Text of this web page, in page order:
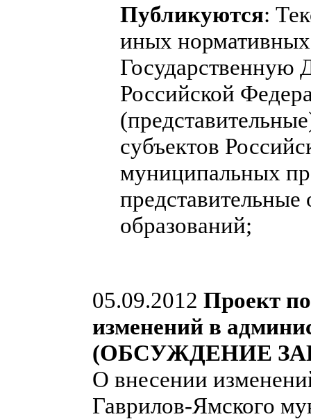
Публикуются:
иных
Государственную
Российской
субъектов
муниципальных
образований;
05.09.2012 Проект
изменений в
(ОБСУЖДЕНИЕ
О внесении
Гаврилов-Ямского